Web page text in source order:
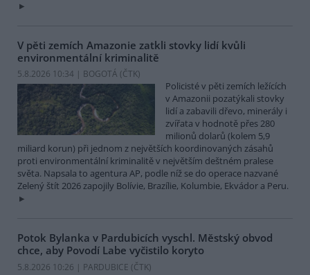
V pěti zemích Amazonie zatkli stovky lidí kvůli
environmentální kriminalitě
5.8.2026 10:34 | BOGOTÁ (ČTK)
Policisté v pěti zemích ležících
v Amazonii pozatýkali stovky
lidí a zabavili dřevo, minerály i
zvířata v hodnotě přes 280
milionů dolarů (kolem 5,9
miliard korun) při jednom z největších koordinovaných zásahů
proti environmentální kriminalitě v největším deštném pralese
světa. Napsala to agentura AP, podle níž se do operace nazvané
Zelený štít 2026 zapojily Bolívie, Brazílie, Kolumbie, Ekvádor a Peru.
Potok Bylanka v Pardubicích vyschl. Městský obvod
chce, aby Povodí Labe vyčistilo koryto
5.8.2026 10:26 | PARDUBICE (ČTK)